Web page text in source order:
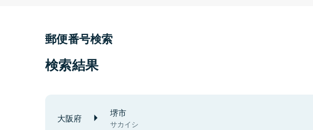
郵便番号検索
検索結果
大阪府 堺市
サカイシ